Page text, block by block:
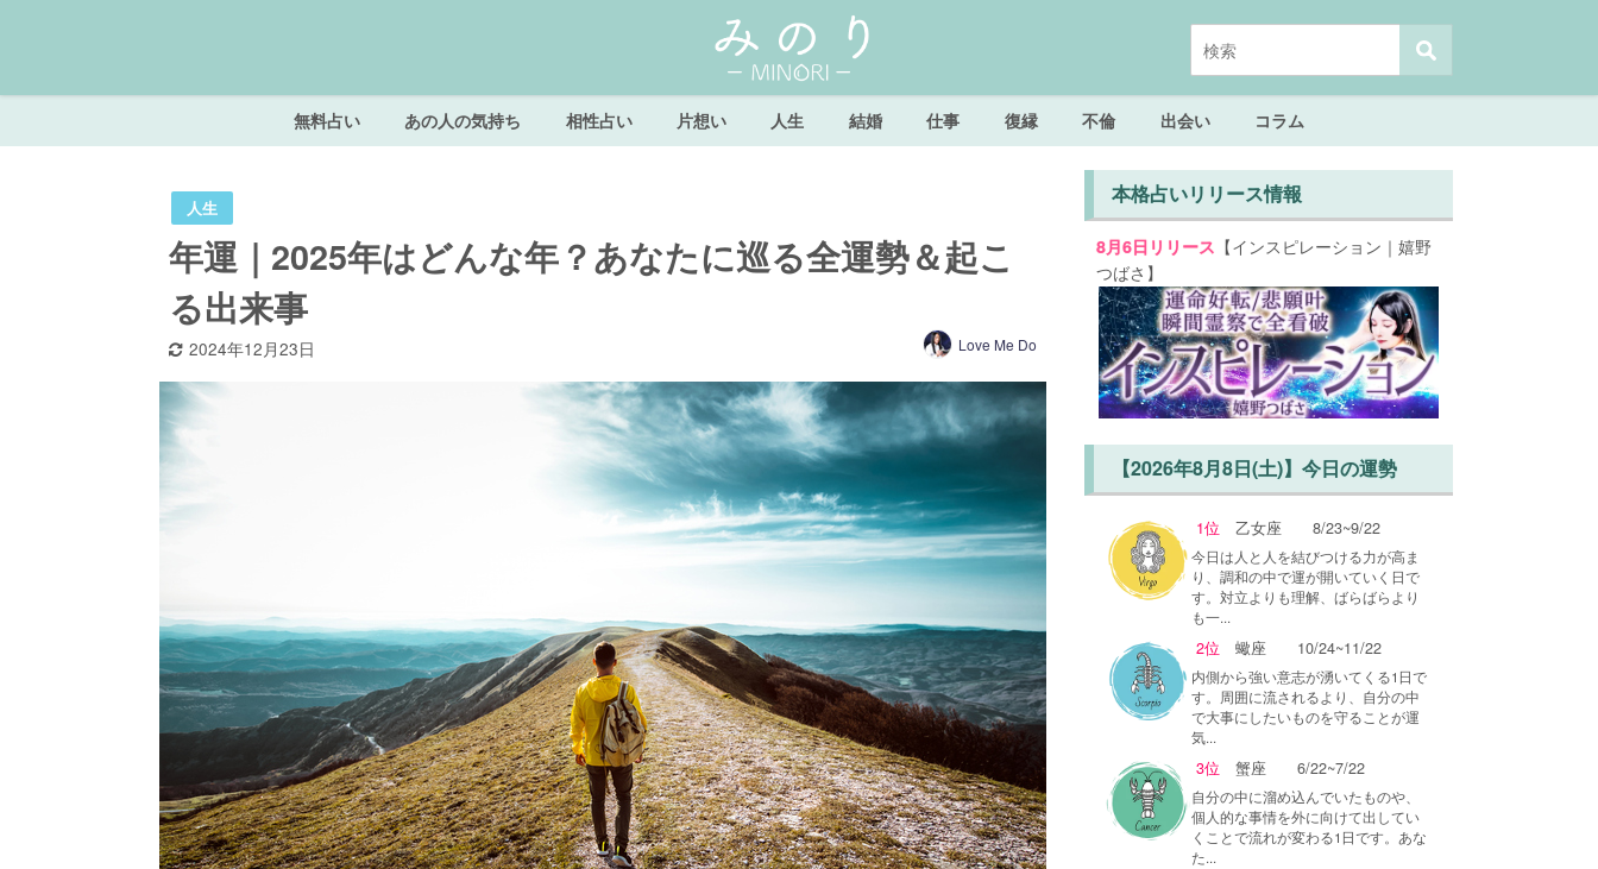
無料占い あの人の気持ち 相性占い 片想い 人生 結婚 仕事 復縁 不倫 出会い コラム
人生
年運｜2025年はどんな年？あなたに巡る全運勢＆起こ
る出来事
2024年12月23日 Love Me Do
本格占いリリース情報
8月6日リリース 【インスピレーション｜嬉野
つばさ】
【2026年8月8日(土)】今日の運勢
1位 乙女座 8/23~9/22
今日は人と人を結びつける力が高ま
り、調和の中で運が開いていく日で
す。対立よりも理解、ばらばらより
も一...
2位 蠍座 10/24~11/22
内側から強い意志が湧いてくる1日で
す。周囲に流されるより、自分の中
で大事にしたいものを守ることが運
気...
3位 蟹座 6/22~7/22
自分の中に溜め込んでいたものや、
個人的な事情を外に向けて出してい
くことで流れが変わる1日です。あな
た...